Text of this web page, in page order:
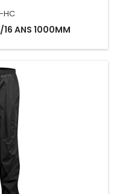
HC
16 ANS 1000MM